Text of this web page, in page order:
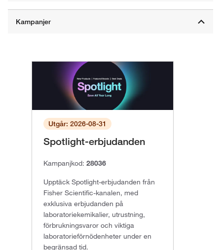
Utgår: 2026-08-31
Spotlight-erbjudanden
Kampanjkod: 28036
Upptäck Spotlight-erbjudanden från
Fisher Scientific-kanalen, med
exklusiva erbjudanden på
laboratoriekemikalier, utrustning,
förbrukningsvaror och viktiga
laboratorieförnödenheter under en
begränsad tid.